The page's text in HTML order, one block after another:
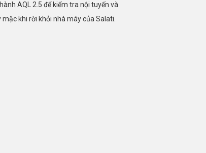
AQL 2.5 để kiểm tra nội tuyến và
khi rời khỏi nhà máy của Salati.